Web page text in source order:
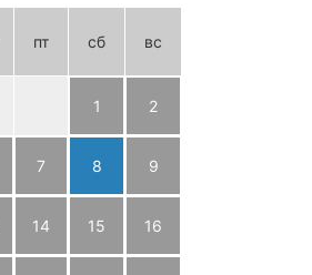
пт сб вс
1 2
7 8 9
14 15 16